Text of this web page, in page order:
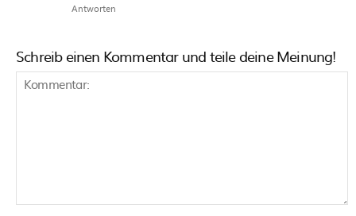
Antworten
Schreib einen Kommentar und teile deine Meinung!